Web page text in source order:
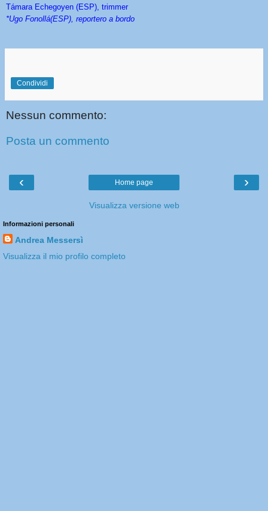
Támara Echegoyen (ESP), trimmer
*Ugo Fonollá(ESP), reportero a bordo
Condividi
Nessun commento:
Posta un commento
‹ ›
Home page
Visualizza versione web
Informazioni personali
Andrea Messersì
Visualizza il mio profilo completo